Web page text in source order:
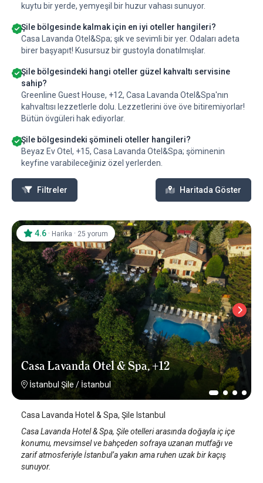
kuytu bir yerde, yemyeşil bir huzur vahası sunuyor.
Şile bölgesinde kalmak için en iyi oteller hangileri?
Casa Lavanda Otel&Spa; şık ve sevimli bir yer. Odaları adeta
birer başyapıt! Kusursuz bir gustoyla donatılmışlar.
Şile bölgesindeki hangi oteller güzel kahvaltı servisine
sahip?
Greenline Guest House, +12, Casa Lavanda Otel&Spa'nın
kahvaltısı lezzetlerle dolu. Lezzetlerini öve öve bitiremiyorlar!
Bütün övgüleri hak ediyorlar.
Şile bölgesindeki şömineli oteller hangileri?
Beyaz Ev Otel, +15, Casa Lavanda Otel&Spa; şöminenin
keyfine varabileceğiniz özel yerlerden.
Filtreler Haritada Göster
Casa Lavanda Otel & Spa, +12
İstanbul Şile / İstanbul
4.6 · Harika · 25 yorum
Casa Lavanda Hotel & Spa, Şile Istanbul
Casa Lavanda Hotel & Spa, Şile otelleri arasında doğayla iç içe
konumu, mevsimsel ve bahçeden sofraya uzanan mutfağı ve
zarif atmosferiyle İstanbul’a yakın ama ruhen uzak bir kaçış
sunuyor.